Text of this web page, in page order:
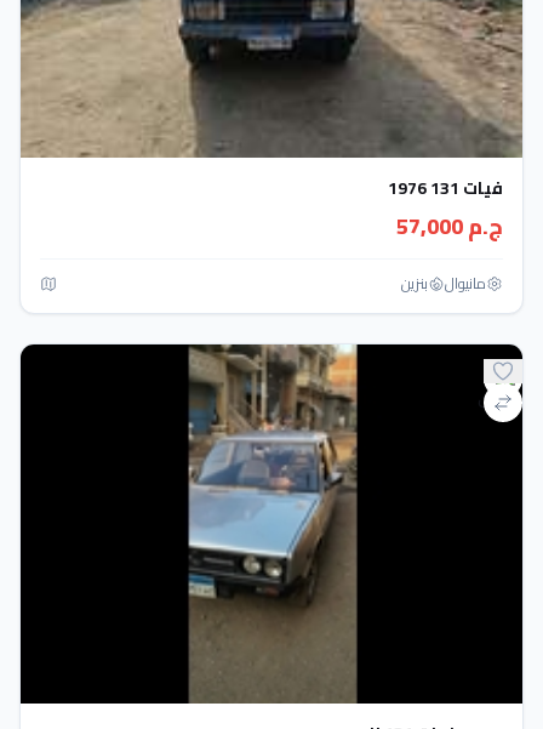
فيات 131 1976
ج.م 57,000
مانيوال بنزين